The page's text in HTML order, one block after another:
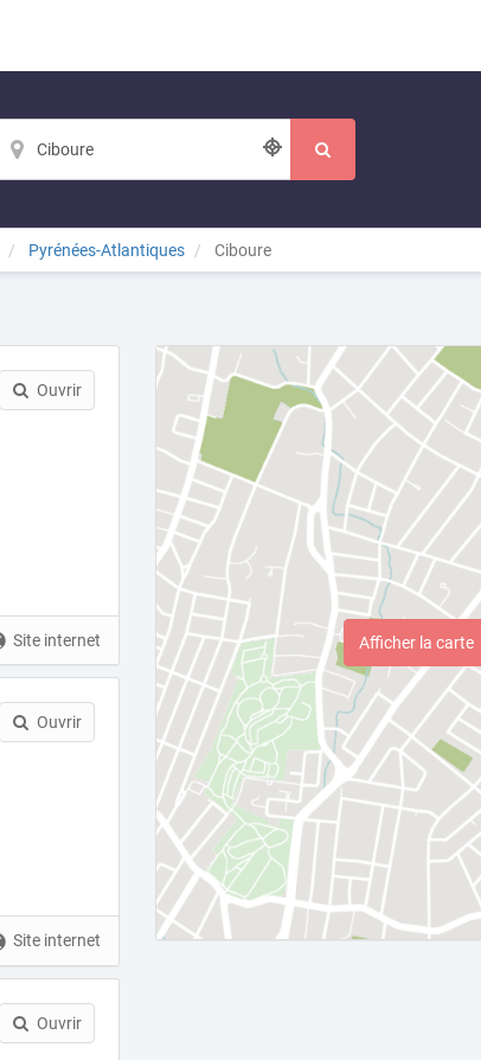
Pyrénées-Atlantiques Ciboure
Ouvrir
Site internet
Ouvrir
Site internet
Ouvrir
Afficher la carte